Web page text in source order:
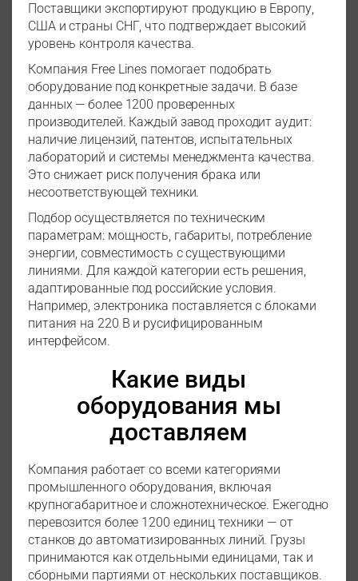
Поставщики экспортируют продукцию в Европу,
США и страны СНГ, что подтверждает высокий
уровень контроля качества.
Компания Free Lines помогает подобрать
оборудование под конкретные задачи. В базе
данных — более 1200 проверенных
производителей. Каждый завод проходит аудит:
наличие лицензий, патентов, испытательных
лабораторий и системы менеджмента качества.
Это снижает риск получения брака или
несоответствующей техники.
Подбор осуществляется по техническим
параметрам: мощность, габариты, потребление
энергии, совместимость с существующими
линиями. Для каждой категории есть решения,
адаптированные под российские условия.
Например, электроника поставляется с блоками
питания на 220 В и русифицированным
интерфейсом.
Какие виды
оборудования мы
доставляем
Компания работает со всеми категориями
промышленного оборудования, включая
крупногабаритное и сложнотехническое. Ежегодно
перевозится более 1200 единиц техники — от
станков до автоматизированных линий. Грузы
принимаются как отдельными единицами, так и
сборными партиями от нескольких поставщиков.